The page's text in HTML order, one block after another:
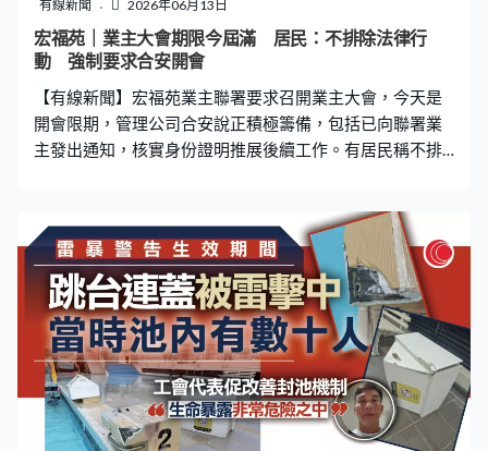
上風雲變色，可能有時打石湖風，明明天朗氣清，半小時
就突然狂風暴雨。最近都經常發生、大家可留意，15至30
過了，但是我們生命暴露在非常危險之中。」 他又提
有線新聞 2026年06月13日
宏福苑｜業主大會期限今屆滿 居民：不排除法律行
動 強制要求合安開會
【有線新聞】宏福苑業主聯署要求召開業主大會，今天是
開會限期，管理公司合安說正積極籌備，包括已向聯署業
主發出通知，核實身份證明推展後續工作。有居民稱不排
本月13日舉行會議，它早前向土審處申請押後遭駁回。合
安公布最新籌備進度，稱已經從土地註冊處取得不少於5%
聯署業主的資料，並發出通知，促請他們盡快提交身份證
明文件副本及簽名樣本；又正在向一戶一社工跟進超過
350個未能聯絡的單位，和了解罹難者的遺產承辦進度；
繼續物色能容納至少1,000人及可以於周六或周日持續開會
六小時的場地。 有居民不滿合安的進度，正與律師商討，
不排除有進一步法律行動。宏福苑居民葉先生：「我們考
慮向土地審裁處入稟，要求法庭介入，要求法庭發出命